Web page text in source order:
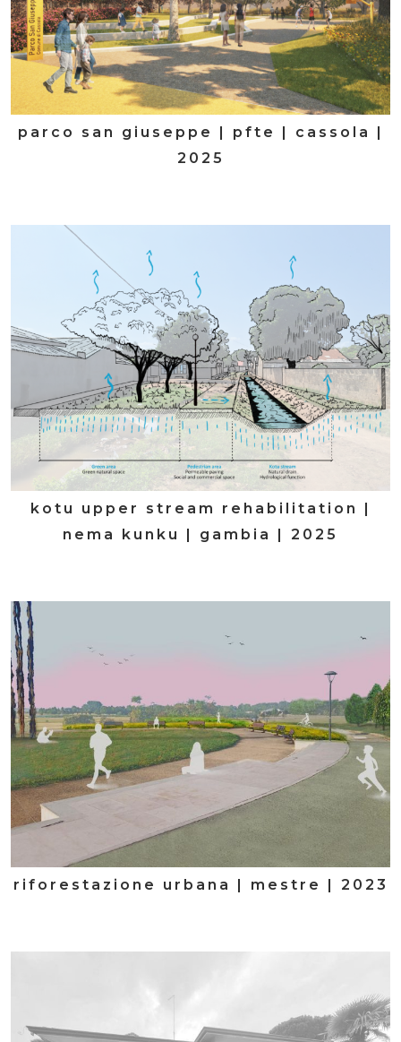
parco san giuseppe | pfte | cassola |
2025
kotu upper stream rehabilitation |
nema kunku | gambia | 2025
riforestazione urbana | mestre | 2023